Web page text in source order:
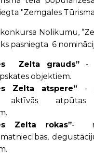
"Zemgales
Nolikumu,
pasniegta 6
Zelta grauds” -
objektiem.
Zelta atspere” -
aktīvās atpūtas
Zelta rokas”-